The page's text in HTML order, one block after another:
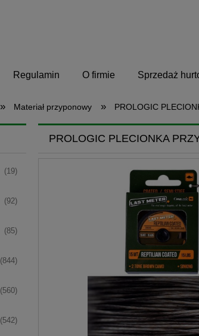
Regulamin O firmie Sprzedaż
» Materiał przyponowy » PROLOGIC
(19)
(92)
(85)
(844)
(560)
(542)
PROLOGIC PLECIONKA